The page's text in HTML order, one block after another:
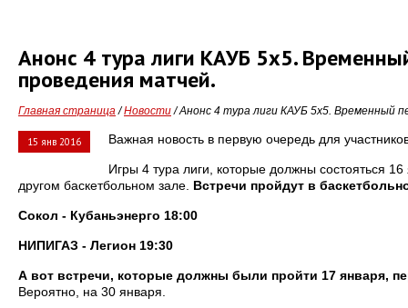
Анонс 4 тура лиги КАУБ 5х5.
проведения матчей.
Главная страница/Новости/ Анонс 4 тура лиги КАУБ 5х5. Временный
15 янв 2016 Важная новость в первую очередь для
Игры 4 тура лиги, которые должны состояться
другом баскетбольном зале. Встречи пройдут в
Сокол - Кубаньэнерго 18:00
НИПИГАЗ - Легион 19:30
А вот встречи, которые должны были пройти 17 января,
Вероятно, на 30 января.